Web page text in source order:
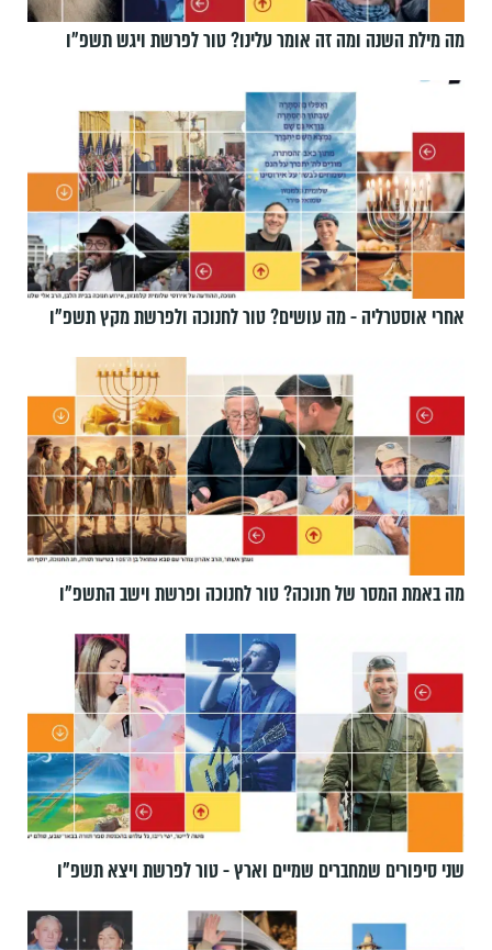
מה מילת השנה ומה זה אומר עלינו? טור לפרשת ויגש תשפ״ו
אחרי אוסטרליה - מה עושים? טור לחנוכה ולפרשת מקץ תשפ״ו
מה באמת המסר של חנוכה? טור לחנוכה ופרשת וישב התשפ״ו
שני סיפורים שמחברים שמיים וארץ - טור לפרשת ויצא תשפ"ו